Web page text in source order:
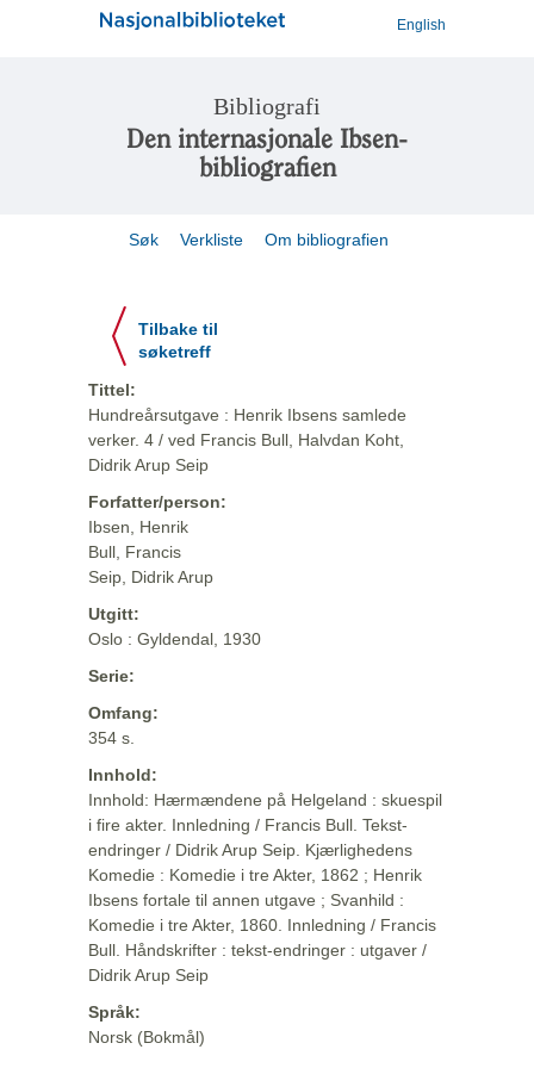
English
Bibliografi
Den internasjonale Ibsen-
bibliografien
Søk Verkliste Om bibliografien
Tilbake til
søketreff
Tittel:
Hundreårsutgave : Henrik Ibsens samlede
verker. 4 / ved Francis Bull, Halvdan Koht,
Didrik Arup Seip
Forfatter/person:
Ibsen, Henrik
Bull, Francis
Seip, Didrik Arup
Utgitt:
Oslo : Gyldendal, 1930
Serie:
Omfang:
354 s.
Innhold:
Innhold: Hærmændene på Helgeland : skuespil
i fire akter. Innledning / Francis Bull. Tekst-
endringer / Didrik Arup Seip. Kjærlighedens
Komedie : Komedie i tre Akter, 1862 ; Henrik
Ibsens fortale til annen utgave ; Svanhild :
Komedie i tre Akter, 1860. Innledning / Francis
Bull. Håndskrifter : tekst-endringer : utgaver /
Didrik Arup Seip
Språk:
Norsk (Bokmål)